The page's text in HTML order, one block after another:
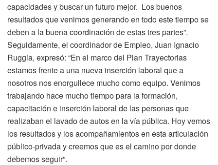
capacidades y buscar un futuro mejor. Los buenos
resultados que venimos generando en todo este tiempo se
deben a la buena coordinación de estas tres partes”.
Seguidamente, el coordinador de Empleo, Juan Ignacio
Ruggia, expresó: “En el marco del Plan Trayectorias
estamos frente a una nueva inserción laboral que a
nosotros nos enorgullece mucho como equipo. Venimos
trabajando hace mucho tiempo para la formación,
capacitación e inserción laboral de las personas que
realizaban el lavado de autos en la vía pública. Hoy vemos
los resultados y los acompañamientos en esta articulación
público-privada y creemos que es el camino por donde
debemos seguir”.